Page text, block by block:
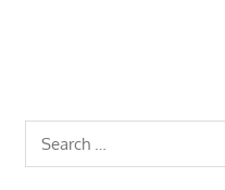
Search
for: